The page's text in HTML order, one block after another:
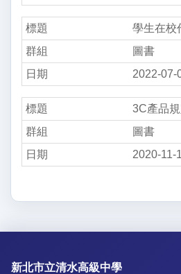
學生在校
圖書
2022-07-
3C產品
圖書
2020-11-
新北市立清水高級中學